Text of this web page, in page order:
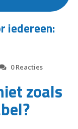
iedereen:
0 Reacties
zoals